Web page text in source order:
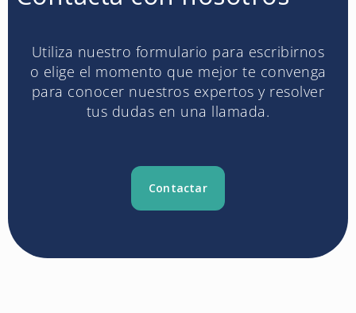
Utiliza nuestro formulario para escribirnos
o elige el momento que mejor te convenga
para conocer nuestros expertos y resolver
tus dudas en una llamada.
Contactar